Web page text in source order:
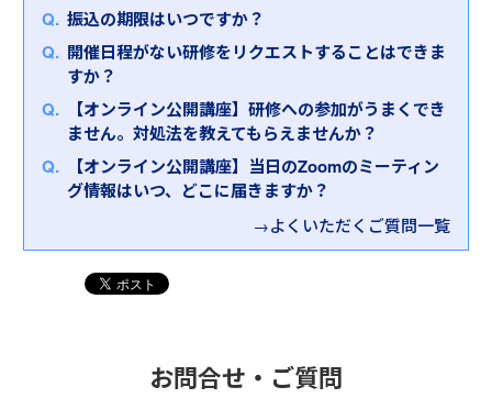
振込の期限はいつですか？
開催日程がない研修をリクエストすることはできま
すか？
【オンライン公開講座】研修への参加がうまくでき
ません。対処法を教えてもらえませんか？
【オンライン公開講座】当日のZoomのミーティン
グ情報はいつ、どこに届きますか？
→よくいただくご質問一覧
お問合せ・ご質問